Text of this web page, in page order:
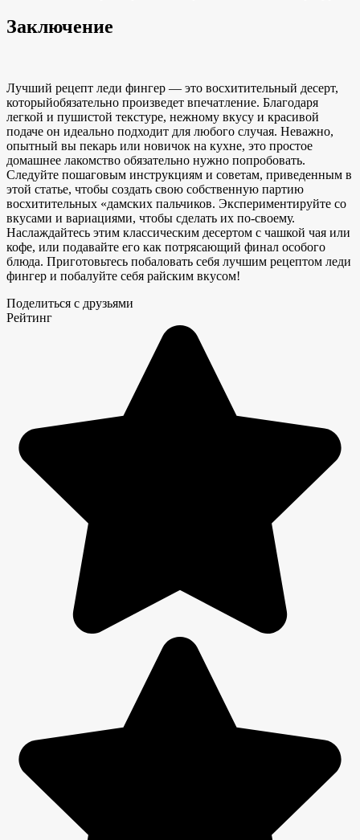
Заключение
Лучший рецепт леди фингер — это восхитительный десерт,
которыйобязательно произведет впечатление. Благодаря
легкой и пушистой текстуре, нежному вкусу и красивой
подаче он идеально подходит для любого случая. Неважно,
опытный вы пекарь или новичок на кухне, это простое
домашнее лакомство обязательно нужно попробовать.
Следуйте пошаговым инструкциям и советам, приведенным в
этой статье, чтобы создать свою собственную партию
восхитительных «дамских пальчиков. Экспериментируйте со
вкусами и вариациями, чтобы сделать их по-своему.
Наслаждайтесь этим классическим десертом с чашкой чая или
кофе, или подавайте его как потрясающий финал особого
блюда. Приготовьтесь побаловать себя лучшим рецептом леди
фингер и побалуйте себя райским вкусом!
Поделиться с друзьями
Рейтинг